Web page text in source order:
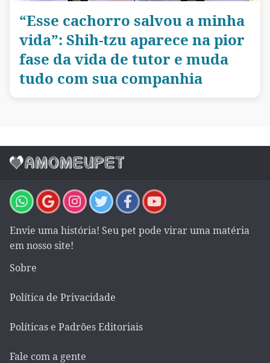
“Esse cachorro salvou a minha
vida”: Shih-tzu aparece na pior
fase da vida de tutor e muda
tudo com sua companhia
Envie uma história! Seu pet pode virar uma matéria
em nosso site!
Sobre
Política de Privacidade
Políticas e Padrões Editoriais
Fale com a gente